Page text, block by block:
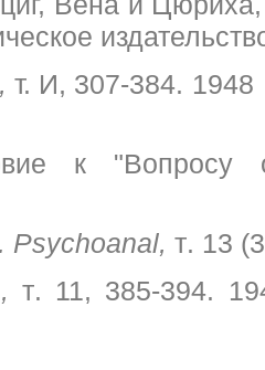
т. И, 307-384.
к "Вопросу
Psychoanal,т. 13
т. 11, 385-394.